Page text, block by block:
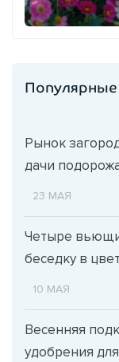
Популярные
Рынок
дачи
23 МАЯ
Четыре
беседку в
10 МАЯ
Весенняя
удобрения